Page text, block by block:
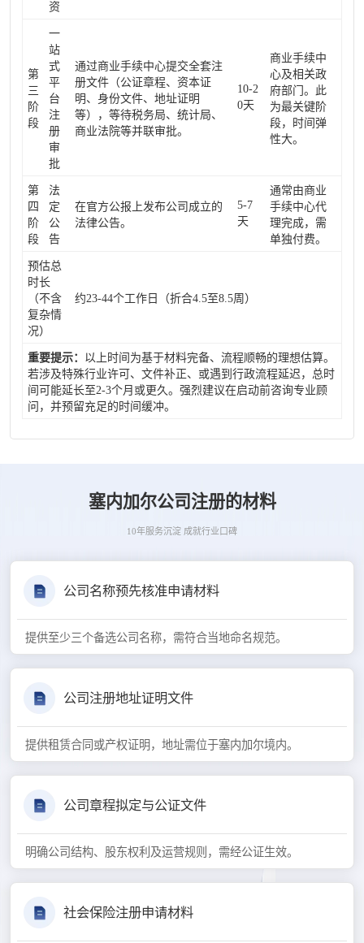
资
第
三
阶
段
一
站
式
平
台
注
册
审
批
通过商业手续中心提交全套注
册文件（公证章程、资本证
明、身份文件、地址证明
等），等待税务局、统计局、
商业法院等并联审批。
10-2
0天
商业手续中
心及相关政
府部门。此
为最关键阶
段，时间弹
性大。
第
四
阶
段
法
定
公
告
在官方公报上发布公司成立的
法律公告。
5-7
天
通常由商业
手续中心代
理完成，需
单独付费。
预估总
时长
（不含
复杂情
况）
约23-44个工作日（折合4.5至8.5周）
重要提示： 以上时间为基于材料完备、流程顺畅的理想估算。
若涉及特殊行业许可、文件补正、或遇到行政流程延迟，总时
间可能延长至2-3个月或更久。强烈建议在启动前咨询专业顾
问，并预留充足的时间缓冲。
塞内加尔公司注册的材料
10年服务沉淀 成就行业口碑
公司名称预先核准申请材料
提供至少三个备选公司名称，需符合当地命名规范。
公司注册地址证明文件
提供租赁合同或产权证明，地址需位于塞内加尔境内。
公司章程拟定与公证文件
明确公司结构、股东权利及运营规则，需经公证生效。
社会保险注册申请材料